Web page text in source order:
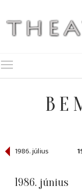
1986. július
1986. június